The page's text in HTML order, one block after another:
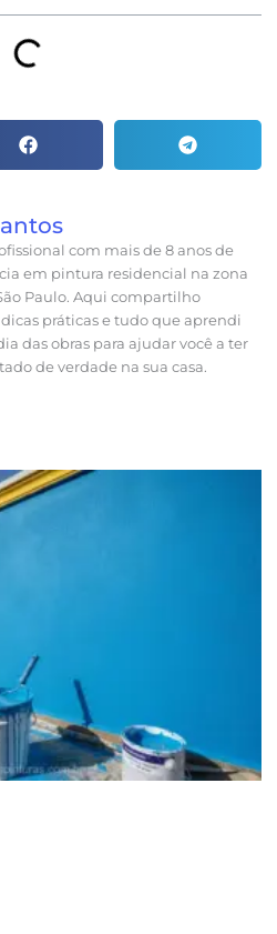
com mais de 8 anos de
em pintura residencial na zona
Paulo. Aqui compartilho
práticas e tudo que aprendi
das obras para ajudar você a ter
de verdade na sua casa.